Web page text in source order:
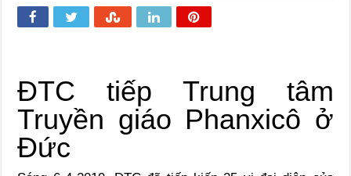
ĐTC tiếp Trung tâm
Truyền giáo Phanxicô ở
Đức